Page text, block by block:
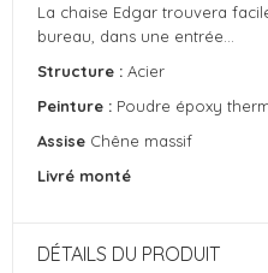
La chaise Edgar trouvera
bureau, dans une entrée…
Structure : Acier
Peinture : Poudre époxy
Assise Chêne massif
Livré monté
DÉTAILS DU PRODUIT